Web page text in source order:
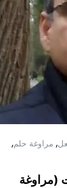
, مراوغة حلم,
(مراوغة